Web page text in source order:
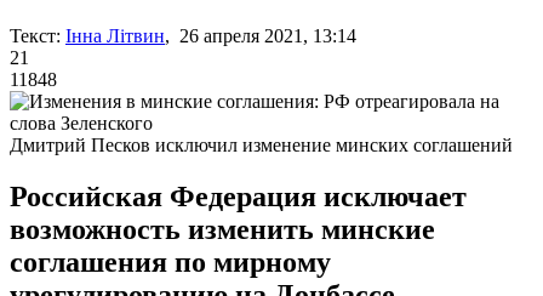
Текст: Інна Літвин, 26 апреля 2021, 13:14
21
11848
Дмитрий Песков исключил изменение минских соглашений
Российская Федерация исключает
возможность изменить минские
соглашения по мирному